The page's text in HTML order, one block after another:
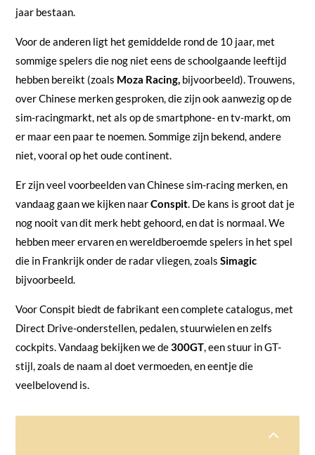
jaar bestaan.
Voor de anderen ligt het gemiddelde rond de 10 jaar, met
sommige spelers die nog niet eens de schoolgaande leeftijd
hebben bereikt (zoals Moza Racing,bijvoorbeeld). Trouwens,
over Chinese merken gesproken, die zijn ook aanwezig op de
sim-racingmarkt, net als op de smartphone- en tv-markt, om
er maar een paar te noemen. Sommige zijn bekend, andere
niet, vooral op het oude continent.
Er zijn veel voorbeelden van Chinese sim-racing merken, en
vandaag gaan we kijken naarConspit. De kans is groot dat je
nog nooit van dit merk hebt gehoord, en dat is normaal. We
hebben meer ervaren en wereldberoemde spelers in het spel
die in Frankrijk onder de radar vliegen, zoals Simagic
bijvoorbeeld.
Voor Conspit biedt de fabrikant een complete catalogus, met
Direct Drive-onderstellen, pedalen, stuurwielen en zelfs
cockpits. Vandaag bekijken we de300GT, een stuur in GT-
stijl, zoals de naam al doet vermoeden, en eentje die
veelbelovend is.
2